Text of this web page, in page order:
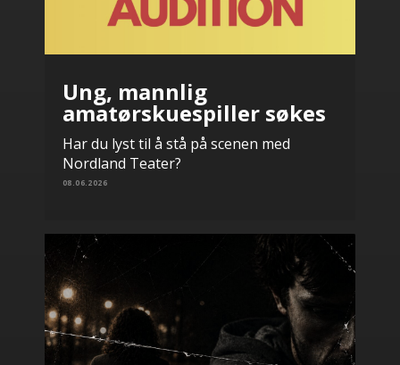
Ung, mannlig
amatørskuespiller søkes
Har du lyst til å stå på scenen med
Nordland Teater?
08.06.2026